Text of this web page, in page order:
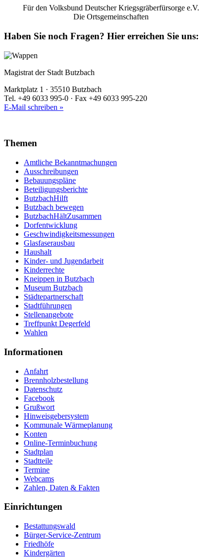
Für den Volksbund Deutscher Kriegsgräberfürsorge e.V.
Die Ortsgemeinschaften
Haben Sie noch Fragen? Hier erreichen Sie uns:
Magistrat der Stadt Butzbach
Marktplatz 1 · 35510 Butzbach
Tel. +49 6033 995-0 · Fax +49 6033 995-220
E-Mail schreiben »
Themen
Amtliche Bekanntmachungen
Ausschreibungen
Bebauungspläne
Beteiligungsberichte
ButzbachHilft
Butzbach bewegen
ButzbachHältZusammen
Dorfentwicklung
Geschwindigkeitsmessungen
Glasfaserausbau
Haushalt
Kinder- und Jugendarbeit
Kinderrechte
Kneippen in Butzbach
Museum Butzbach
Städtepartnerschaft
Stadtführungen
Stellenangebote
Treffpunkt Degerfeld
Wahlen
Informationen
Anfahrt
Brennholzbestellung
Datenschutz
Facebook
Grußwort
Hinweisgebersystem
Kommunale Wärmeplanung
Konten
Online-Terminbuchung
Stadtplan
Stadtteile
Termine
Webcams
Zahlen, Daten & Fakten
Einrichtungen
Bestattungswald
Bürger-Service-Zentrum
Friedhöfe
Kindergärten